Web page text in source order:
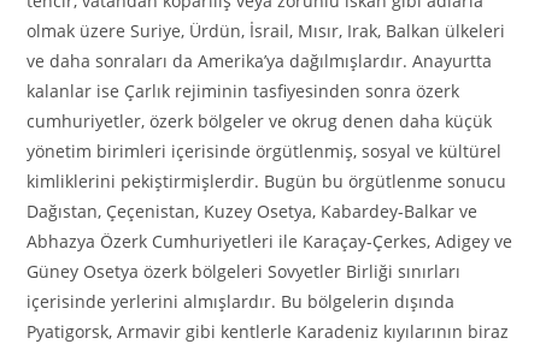
olmak üzere Suriye, Ürdün, İsrail, Mısır, Irak, Balkan ülkeleri
ve daha sonraları da Amerika’ya dağılmışlardır. Anayurtta
kalanlar ise Çarlık rejiminin tasfiyesinden sonra özerk
cumhuriyetler, özerk bölgeler ve okrug denen daha küçük
yönetim birimleri içerisinde örgütlenmiş, sosyal ve kültürel
kimliklerini pekiştirmişlerdir. Bugün bu örgütlenme sonucu
Dağıstan, Çeçenistan, Kuzey Osetya, Kabardey-Balkar ve
Abhazya Özerk Cumhuriyetleri ile Karaçay-Çerkes, Adigey ve
Güney Osetya özerk bölgeleri Sovyetler Birliği sınırları
içerisinde yerlerini almışlardır. Bu bölgelerin dışında
Pyatigorsk, Armavir gibi kentlerle Karadeniz kıyılarının biraz